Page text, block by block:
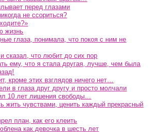
перед глазами
не ссориться?
жизнь
глаза, понимала, что покоя с ним не
сказал, что любит до сих пор
ему, что я стала другая, лучше, чем была
кроме этих взглядов ничего нет…
в глаза друг другу и просто молчали
10 лет лишения свободы…
жить чувствами, ценить каждый прекрасный
план, как его клеить
как девочка в шесть лет